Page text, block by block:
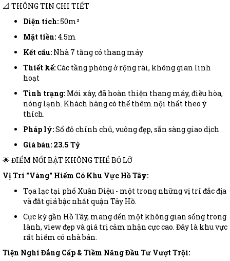
📐 THÔNG TIN CHI TIẾT
Diện tích:50m²
Mặt tiền: 4.5m
Kết cấu: Nhà 7 tầng có thang máy
Thiết kế:Các tầng phòng ở rộng rãi, không gian linh
hoạt
Tình trạng: Mới xây, đã hoàn thiện thang máy, điều hòa,
nóng lạnh. Khách hàng có thể thêm nội thất theo ý
thích.
Pháp lý:Sổ đỏ chính chủ, vuông đẹp, sẵn sàng giao dịch
Giá bán: 23.5 Tỷ
🌟 ĐIỂM NỔI BẬT KHÔNG THỂ BỎ LỠ
Vị Trí "Vàng" Hiếm Có Khu Vực Hồ Tây:
Tọa lạc tại phố Xuân Diệu - một trong những vị trí đắc địa
và đắt giá bậc nhất quận Tây Hồ.
Cực kỳ gần Hồ Tây, mang đến một không gian sống trong
lành, view đẹp và giá trị cảm nhận cực cao. Đây là khu vực
rất hiếm có nhà bán.
Tiện Nghi Đẳng Cấp & Tiềm Năng Đầu Tư Vượt Trội: